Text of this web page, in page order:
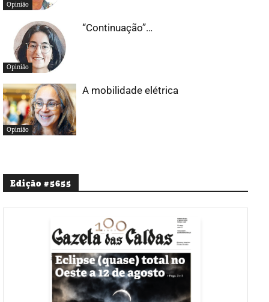
Opinião
Opinião
“Continuação”…
Opinião
A mobilidade elétrica
Edição #5655